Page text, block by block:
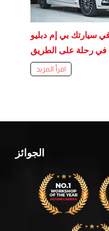
سيارتك بي إم دبليو
في رحلة على الطريق
اقرأ المزيد
الجوائز